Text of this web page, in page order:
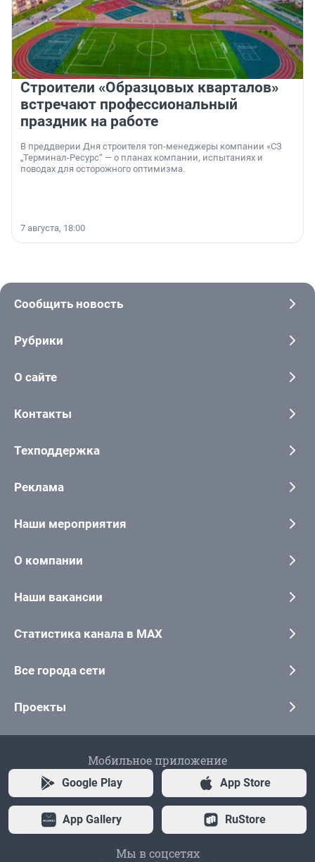
Строители «Образцовых кварталов»
встречают профессиональный
праздник на работе
В преддверии Дня строителя топ-менеджеры компании «СЗ
„Терминал-Ресурс“ — о планах компании, испытаниях и
поводах для осторожного оптимизма.
7 августа, 18:00
Сообщить новость
Рубрики
О сайте
Контакты
Техподдержка
Реклама
Наши мероприятия
О компании
Наши вакансии
Статистика канала в MAX
Все города сети
Проекты
Мобильное приложение
Google Play App Store
App Gallery RuStore
Мы в соцсетях